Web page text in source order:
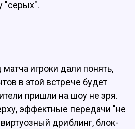
"серых".
игроки дали понять,
в этой встрече будет
пришли на шоу не зря.
эффектные передачи "не
дриблинг, блок-